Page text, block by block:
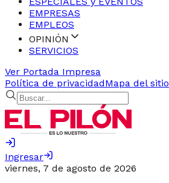
EMPRESAS
EMPLEOS
OPINIÓN
SERVICIOS
Ver Portada Impresa
Política de privacidadMapa del sitio
Ingresar
viernes, 7 de agosto de 2026